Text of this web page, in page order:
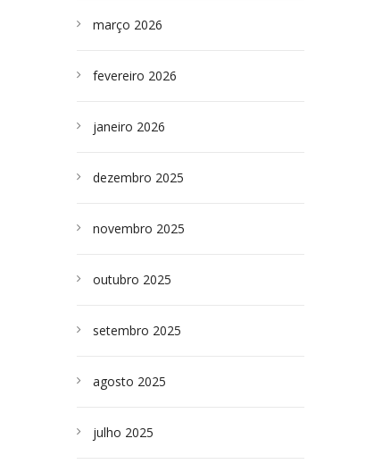
março 2026
fevereiro 2026
janeiro 2026
dezembro 2025
novembro 2025
outubro 2025
setembro 2025
agosto 2025
julho 2025